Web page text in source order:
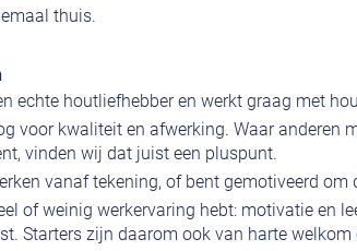
thuis.
echte houtliefhebber en werkt graag met
voor kwaliteit en afwerking. Waar anderen
vinden wij dat juist een pluspunt.
vanaf tekening, of bent gemotiveerd om
of weinig werkervaring hebt: motivatie en
Starters zijn daarom ook van harte welkom